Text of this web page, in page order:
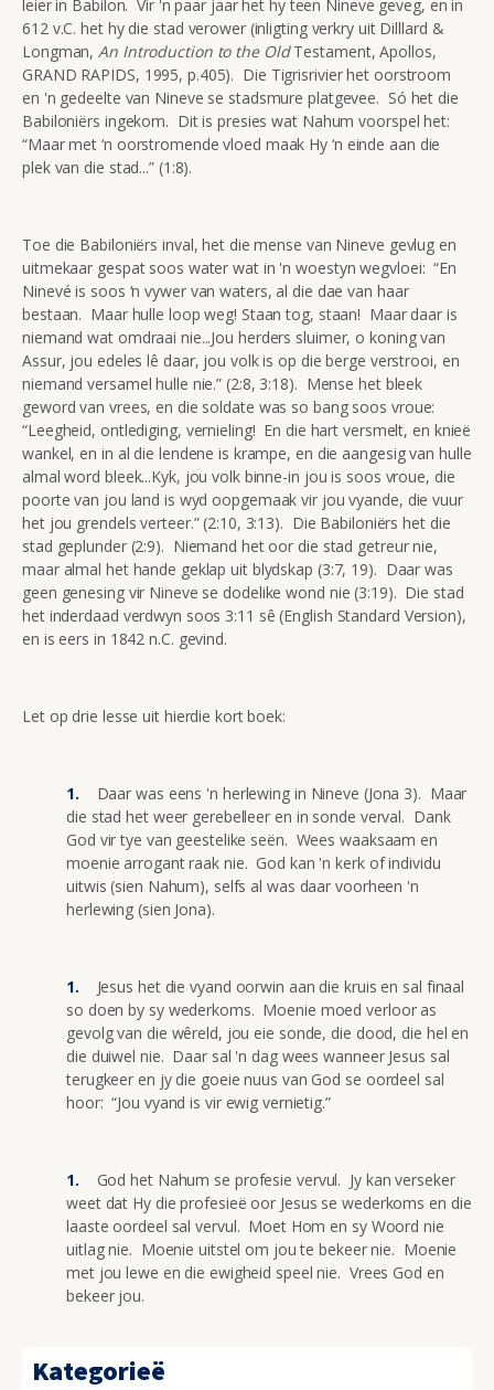
leier in Babilon. Vir 'n paar jaar het hy teen Nineve geveg, en in
612 v.C. het hy die stad verower (inligting verkry uit Dilllard &
Longman,An Introduction to the OldTestament, Apollos,
GRAND RAPIDS, 1995, p.405). Die Tigrisrivier het oorstroom
en 'n gedeelte van Nineve se stadsmure platgevee. Só het die
Babiloniërs ingekom. Dit is presies wat Nahum voorspel het:
“Maar met ‘n oorstromende vloed maak Hy ‘n einde aan die
plek van die stad...” (1:8).
Toe die Babiloniërs inval, het die mense van Nineve gevlug en
uitmekaar gespat soos water wat in 'n woestyn wegvloei: “En
Ninevé is soos ‘n vywer van waters, al die dae van haar
bestaan. Maar hulle loop weg! Staan tog, staan! Maar daar is
niemand wat omdraai nie...Jou herders sluimer, o koning van
Assur, jou edeles lê daar, jou volk is op die berge verstrooi, en
niemand versamel hulle nie.” (2:8, 3:18). Mense het bleek
geword van vrees, en die soldate was so bang soos vroue:
“Leegheid, ontlediging, vernieling! En die hart versmelt, en knieë
wankel, en in al die lendene is krampe, en die aangesig van hulle
almal word bleek...Kyk, jou volk binne-in jou is soos vroue, die
poorte van jou land is wyd oopgemaak vir jou vyande, die vuur
het jou grendels verteer.” (2:10, 3:13). Die Babiloniërs het die
stad geplunder (2:9). Niemand het oor die stad getreur nie,
maar almal het hande geklap uit blydskap (3:7, 19). Daar was
geen genesing vir Nineve se dodelike wond nie (3:19). Die stad
het inderdaad verdwyn soos 3:11 sê (English Standard Version),
en is eers in 1842 n.C. gevind.
Let op drie lesse uit hierdie kort boek:
Daar was eens 'n herlewing in Nineve (Jona 3). Maar
die stad het weer gerebelleer en in sonde verval. Dank
God vir tye van geestelike seën. Wees waaksaam en
moenie arrogant raak nie. God kan 'n kerk of individu
uitwis (sien Nahum), selfs al was daar voorheen 'n
herlewing (sien Jona).
Jesus het die vyand oorwin aan die kruis en sal finaal
so doen by sy wederkoms. Moenie moed verloor as
gevolg van die wêreld, jou eie sonde, die dood, die hel en
die duiwel nie. Daar sal 'n dag wees wanneer Jesus sal
terugkeer en jy die goeie nuus van God se oordeel sal
hoor: “Jou vyand is vir ewig vernietig.”
God het Nahum se profesie vervul. Jy kan verseker
weet dat Hy die profesieë oor Jesus se wederkoms en die
laaste oordeel sal vervul. Moet Hom en sy Woord nie
uitlag nie. Moenie uitstel om jou te bekeer nie. Moenie
met jou lewe en die ewigheid speel nie. Vrees God en
bekeer jou.
Kategorieë